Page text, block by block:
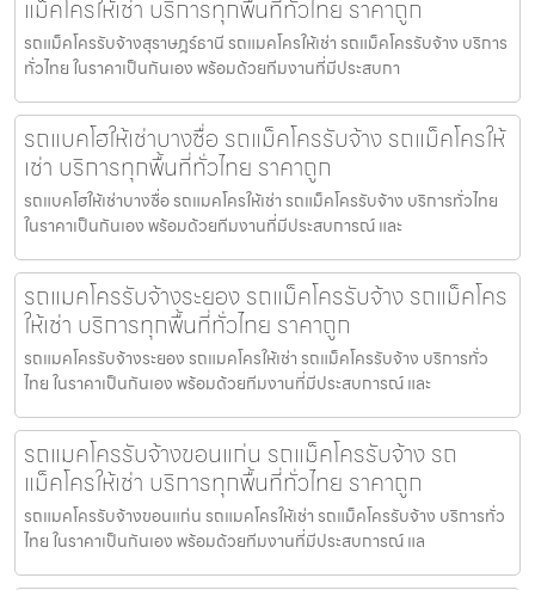
แม็คโครให้เช่า บริการทุกพื้นที่ทั่วไทย ราคาถูก
รถแม็คโครรับจ้างสุราษฎร์ธานี รถแมคโครให้เช่า รถแม็คโครรับจ้าง บริการ
ทั่วไทย ในราคาเป็นกันเอง พร้อมด้วยทีมงานที่มีประสบกา
รถแบคโฮให้เช่าบางซื่อ รถแม็คโครรับจ้าง รถแม็คโครให้
เช่า บริการทุกพื้นที่ทั่วไทย ราคาถูก
รถแบคโฮให้เช่าบางซื่อ รถแมคโครให้เช่า รถแม็คโครรับจ้าง บริการทั่วไทย
ในราคาเป็นกันเอง พร้อมด้วยทีมงานที่มีประสบการณ์ และ
รถแมคโครรับจ้างระยอง รถแม็คโครรับจ้าง รถแม็คโคร
ให้เช่า บริการทุกพื้นที่ทั่วไทย ราคาถูก
รถแมคโครรับจ้างระยอง รถแมคโครให้เช่า รถแม็คโครรับจ้าง บริการทั่ว
ไทย ในราคาเป็นกันเอง พร้อมด้วยทีมงานที่มีประสบการณ์ และ
รถแมคโครรับจ้างขอนแก่น รถแม็คโครรับจ้าง รถ
แม็คโครให้เช่า บริการทุกพื้นที่ทั่วไทย ราคาถูก
รถแมคโครรับจ้างขอนแก่น รถแมคโครให้เช่า รถแม็คโครรับจ้าง บริการทั่ว
ไทย ในราคาเป็นกันเอง พร้อมด้วยทีมงานที่มีประสบการณ์ แล